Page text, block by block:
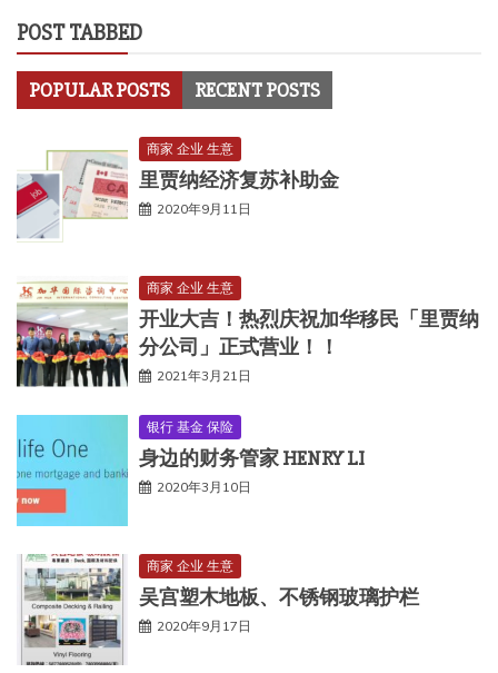
POST TABBED
POPULAR POSTS RECENT POSTS
商家 企业 生意
里贾纳经济复苏补助金
2020年9月11日
商家 企业 生意
开业大吉！热烈庆祝加华移民「里贾纳
分公司」正式营业！！
2021年3月21日
银行 基金 保险
身边的财务管家 HENRY LI
2020年3月10日
商家 企业 生意
吴宫塑木地板、不锈钢玻璃护栏
2020年9月17日